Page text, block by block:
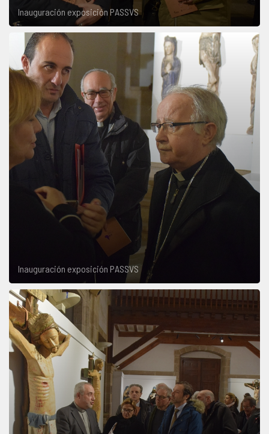
Inauguración exposición PASSVS
Inauguración exposición PASSVS